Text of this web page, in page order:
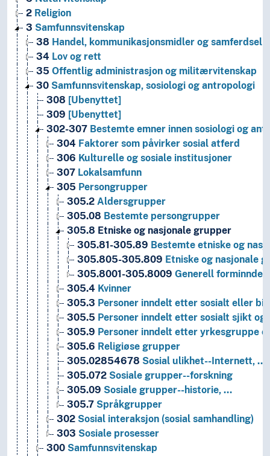
2 Religion
3 Samfunnsvitenskap
38 Handel, kommunikasjonsmidler og samferdsel
34 Lov og rett
35 Offentlig administrasjon og militærvitenskap
30 Samfunnsvitenskap, sosiologi og antropologi
308 [Ubenyttet]
309 [Ubenyttet]
302-307 Bestemte emner innen sosiologi og
304 Faktorer som påvirker sosial atferd
306 Kulturelle og sosiale institusjoner
307 Lokalsamfunn
305 Persongrupper
305.2 Aldersgrupper
305.08 Bestemte persongrupper
305.8 Etniske og nasjonale grupper
305.81-305.89 Bestemte etniske og
305.805-305.809 Etniske og nasjonale
305.8001-305.8009 Generell
305.4 Kvinner
305.3 Personer inndelt etter sosialt eller
305.5 Personer inndelt etter sosialt sjikt og
305.9 Personer inndelt etter yrkesgruppe
305.6 Religiøse grupper
305.02854678 Sosial ulikhet--Internett, …
305.072 Sosiale grupper--forskning
305.09 Sosiale grupper--historie, …
305.7 Språkgrupper
302 Sosial interaksjon (sosial samhandling)
303 Sosiale prosesser
300 Samfunnsvitenskap